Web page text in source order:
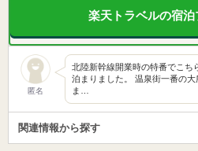
楽天トラベルの宿
匿名
北陸新幹線開業時の特番でこち
泊まりました。 温泉街一番の
ま…
関連情報から探す